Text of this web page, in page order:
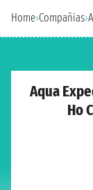
Home›Compañías›
Aqua
Ho